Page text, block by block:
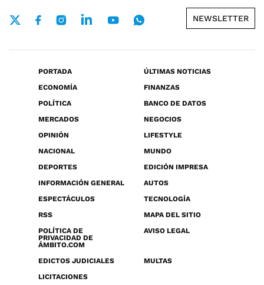
NEWSLETTER
PORTADA
ÚLTIMAS NOTICIAS
ECONOMÍA
FINANZAS
POLÍTICA
BANCO DE DATOS
MERCADOS
NEGOCIOS
OPINIÓN
LIFESTYLE
NACIONAL
MUNDO
DEPORTES
EDICIÓN IMPRESA
INFORMACIÓN GENERAL
AUTOS
ESPECTÁCULOS
TECNOLOGÍA
RSS
MAPA DEL SITIO
POLÍTICA DE
PRIVACIDAD DE
ÁMBITO.COM
AVISO LEGAL
EDICTOS JUDICIALES
MULTAS
LICITACIONES